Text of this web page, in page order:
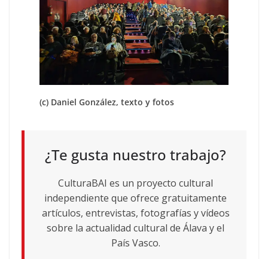
(c) Daniel González, texto y fotos
¿Te gusta nuestro trabajo?
CulturaBAI es un proyecto cultural
independiente que ofrece gratuitamente
artículos, entrevistas, fotografías y vídeos
sobre la actualidad cultural de Álava y el
País Vasco.